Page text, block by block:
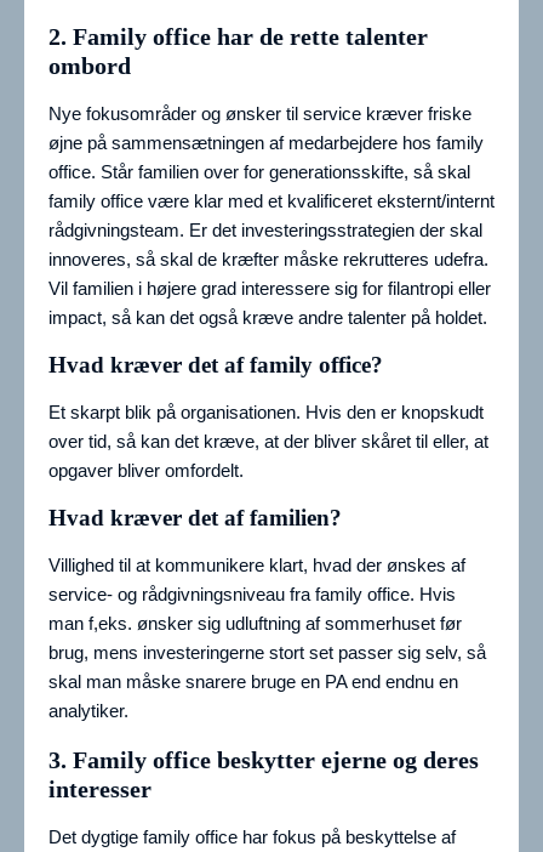
2. Family office har de rette talenter
ombord
Nye fokusområder og ønsker til service kræver friske
øjne på sammensætningen af medarbejdere hos family
office. Står familien over for generationsskifte, så skal
family office være klar med et kvalificeret eksternt/internt
rådgivningsteam. Er det investeringsstrategien der skal
innoveres, så skal de kræfter måske rekrutteres udefra.
Vil familien i højere grad interessere sig for filantropi eller
impact, så kan det også kræve andre talenter på holdet.
Hvad kræver det af family office?
Et skarpt blik på organisationen. Hvis den er knopskudt
over tid, så kan det kræve, at der bliver skåret til eller, at
opgaver bliver omfordelt.
Hvad kræver det af familien?
Villighed til at kommunikere klart, hvad der ønskes af
service- og rådgivningsniveau fra family office. Hvis
man f,eks. ønsker sig udluftning af sommerhuset før
brug, mens investeringerne stort set passer sig selv, så
skal man måske snarere bruge en PA end endnu en
analytiker.
3. Family office beskytter ejerne og deres
interesser
Det dygtige family office har fokus på beskyttelse af